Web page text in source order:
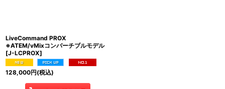
LiveCommand PROX
※ATEM/vMixコンバーチブルモデル
[J-LCPROX]
128,000円(税込)